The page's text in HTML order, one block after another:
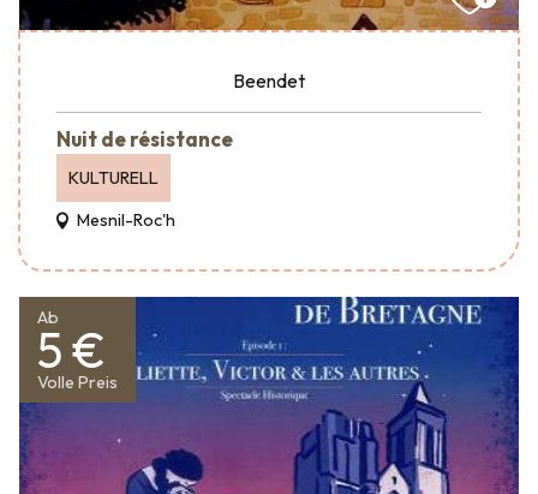
Beendet
Nuit de résistance
KULTURELL
Mesnil-Roc'h
Ab
5 €
Volle Preis